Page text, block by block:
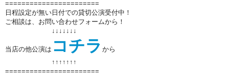
=======================
日程設定が無い日付での貸切公演受付中！
ご相談は、お問い合わせフォームから！
↓↓↓↓↓↓↓
当店の他公演は コチラ から
↑↑ ↑↑ ↑↑ ↑
=======================